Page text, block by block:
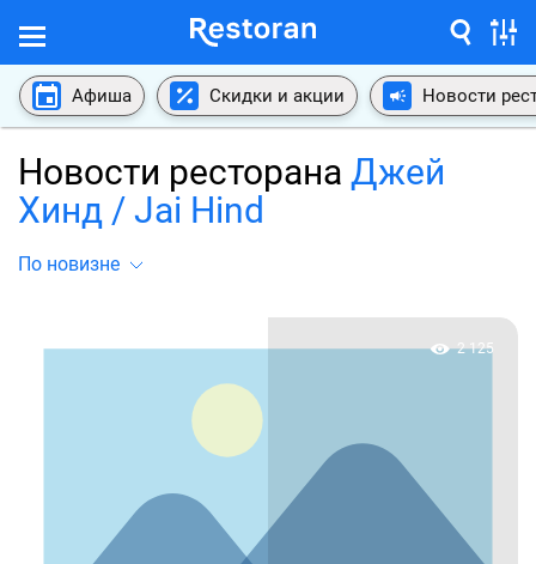
Афиша Скидки и акции Новости
Новости ресторана Джей
Хинд / Jai Hind
По новизне
2 125